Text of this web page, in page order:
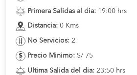
Primera Salidas al dia: 19:00 hrs
Distancia: 0 Kms
No Servicios: 2
Precio Minimo: S/ 75
Ultima Salida del dia: 23:50 hrs